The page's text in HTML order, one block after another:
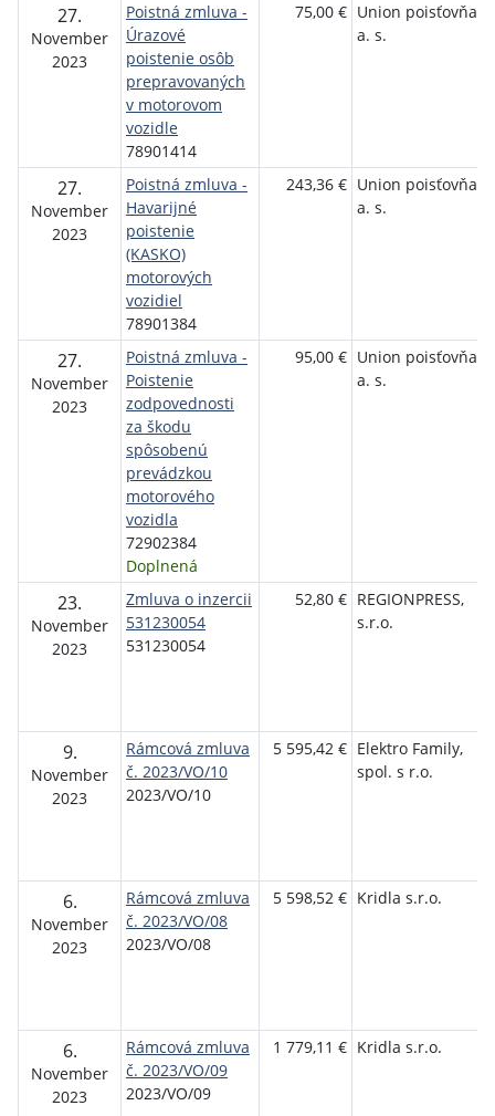
27.
November
2023
Poistná zmluva -
Úrazové
poistenie osôb
prepravovaných
v motorovom
vozidle
78901414
75,00 € Union poisťovňa,
a. s.
27.
November
2023
Poistná zmluva -
Havarijné
poistenie
(KASKO)
motorových
vozidiel
78901384
243,36 € Union poisťovňa,
a. s.
27.
November
2023
Poistná zmluva -
Poistenie
zodpovednosti
za škodu
spôsobenú
prevádzkou
motorového
vozidla
72902384
Doplnená
95,00 € Union poisťovňa,
a. s.
23.
November
2023
Zmluva o inzercii
531230054
531230054
52,80 € REGIONPRESS,
s.r.o.
9.
November
2023
Rámcová zmluva
č. 2023/VO/10
2023/VO/10
5 595,42 € Elektro Family,
spol. s r.o.
6.
November
2023
Rámcová zmluva
č. 2023/VO/08
2023/VO/08
5 598,52 € Kridla s.r.o.
6.
November
2023
Rámcová zmluva
č. 2023/VO/09
2023/VO/09
1 779,11 € Kridla s.r.o.